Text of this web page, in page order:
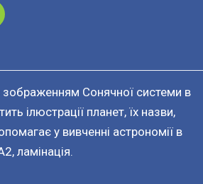
зображенням Сонячної системи в
ілюстрації планет, їх назви,
у вивченні астрономії в
ламінація.